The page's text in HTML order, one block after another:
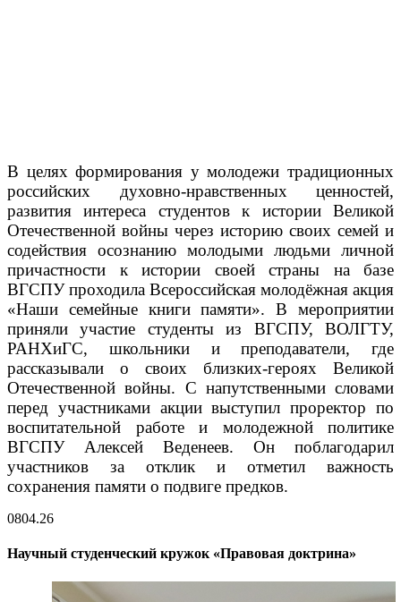
В целях формирования у молодежи традиционных
российских духовно-нравственных ценностей,
развития интереса студентов к истории Великой
Отечественной войны через историю своих семей и
содействия осознанию молодыми людьми личной
причастности к истории своей страны на базе
ВГСПУ проходила Всероссийская молодёжная акция
«Наши семейные книги памяти». В мероприятии
приняли участие студенты из ВГСПУ, ВОЛГТУ,
РАНХиГС, школьники и преподаватели, где
рассказывали о своих близких-героях Великой
Отечественной войны. С напутственными словами
перед участниками акции выступил проректор по
воспитательной работе и молодежной политике
ВГСПУ Алексей Веденеев. Он поблагодарил
участников за отклик и отметил важность
сохранения памяти о подвиге предков.
0804.26
Научный студенческий кружок «Правовая доктрина»